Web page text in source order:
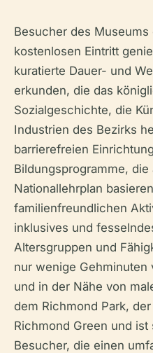
Besucher des
kostenlosen Eintritt
kuratierte Dauer- und
erkunden, die das
Sozialgeschichte, die
Industrien des Bezirks
barrierefreien
Bildungsprogramme,
Nationallehrplan
familienfreundlichen
inklusives und
Altersgruppen und
nur wenige Gehminuten
und in der Nähe von
dem Richmond Park,
Richmond Green und
Besucher, die einen